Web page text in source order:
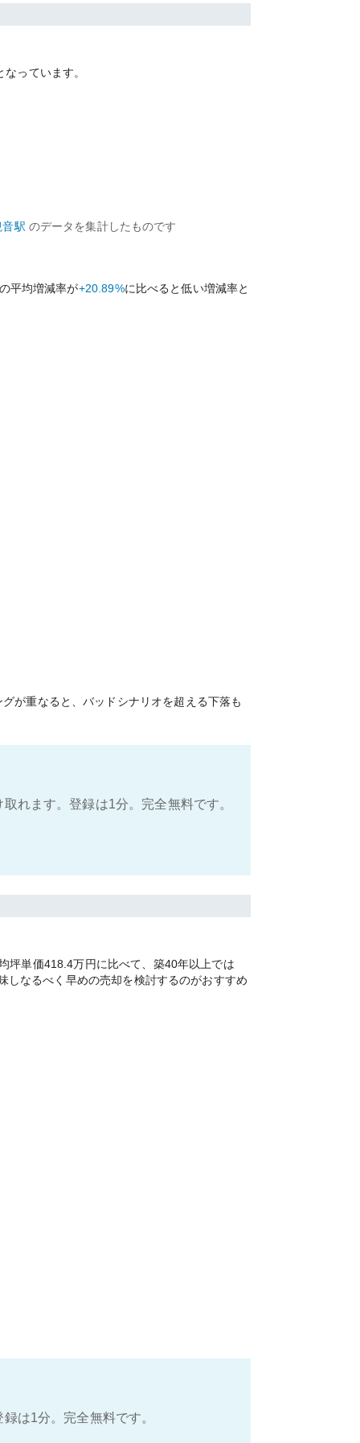
なっています。
音駅 のデータを集計したものです
平均増減率が+20.89%に比べると低い増減率と
が重なると、バッドシナリオを超える下落も
れます。登録は1分。完全無料です。
坪単価418.4万円に比べて、築40年以上では
なるべく早めの売却を検討するのがおすすめ
は1分。完全無料です。